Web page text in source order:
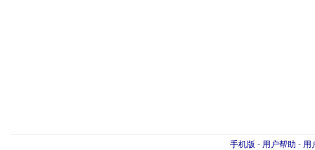
手机版 - 用户帮助 - 用